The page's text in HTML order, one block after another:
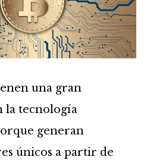
una gran
la tecnología
generan
únicos a partir de